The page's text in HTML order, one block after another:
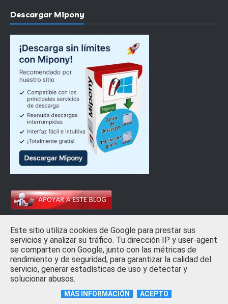
Descargar Mipony
en este blog sean más llevaderas
Este sitio utiliza cookies de Google para prestar sus
servicios y analizar su tráfico. Tu dirección IP y user-agent
se comparten con Google, junto con las métricas de
rendimiento y de seguridad, para garantizar la calidad del
servicio, generar estadísticas de uso y detectar y
solucionar abusos.
MÁS INFORMACIÓN ACEPTO